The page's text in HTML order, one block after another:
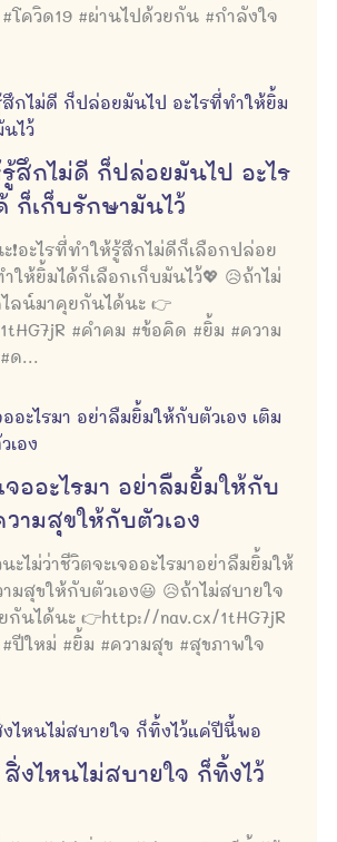
โควิด19 #ผ่านไปด้วยกัน #กำลังใจ
รู้สึกไม่ดี ก็ปล่อยมันไป อะไร
ก็เก็บรักษามันไว้
❗อะไรที่ทำให้รู้สึกไม่ดีก็เลือกปล่อย
ให้ยิ้มได้ก็เลือกเก็บมันไว้💖 😥ถ้าไม่
ลน์มาคุยกันได้นะ 👉
#คำคม #ข้อคิด #ยิ้ม #ความ
ด...
จออะไรมา อย่าลืมยิ้มให้กับ
วามสุขให้กับตัวเอง
ไม่ว่าชีวิตจะเจออะไรมาอย่าลืมยิ้มให้
มสุขให้กับตัวเอง😃 😥ถ้าไม่สบายใจ
กันได้นะ 👉http://nav.cx/1tHG7jR
ปีใหม่ #ยิ้ม #ความสุข #สุขภาพใจ
งไหนไม่สบายใจ ก็ทิ้งไว้